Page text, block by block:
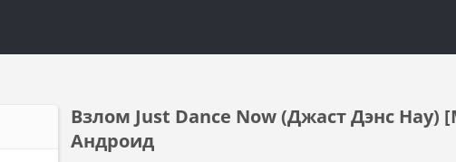
Взлом Just Dance Now (Джаст Дэнс
Андроид